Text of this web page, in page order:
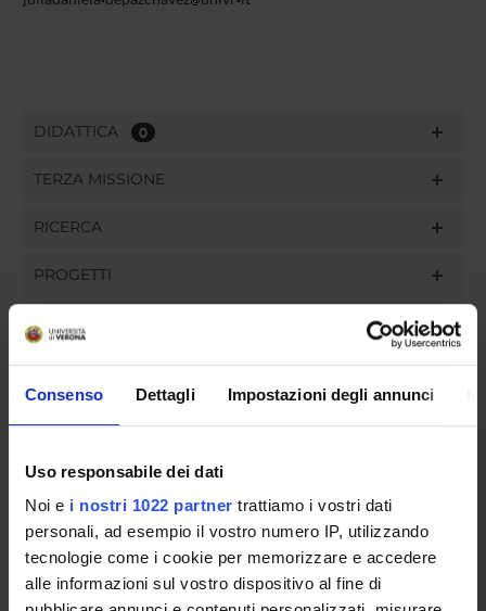
Consenso Dettagli Impostazioni degli annunci
Uso responsabile dei dati
Noi e i nostri 1022 partner trattiamo i vostri dati
personali, ad esempio il vostro numero IP, utilizzando
tecnologie come i cookie per memorizzare e accedere
alle informazioni sul vostro dispositivo al fine di
DIDATTICA 0
TERZA MISSIONE
RICERCA
PROGETTI
INCARICHI
GOVERNANCE
COMMISSIONI
UFFICI E STRUTTURE DI SERVIZIO